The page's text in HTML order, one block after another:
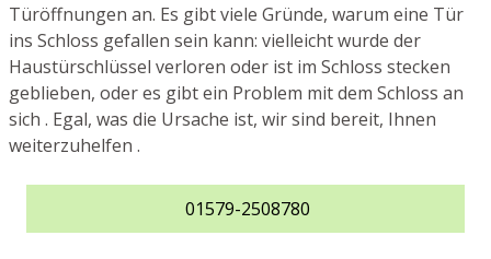
Türöffnungen an. Es gibt viele Gründe, warum eine Tür
ins Schloss gefallen sein kann: vielleicht wurde der
Haustürschlüssel verloren oder ist im Schloss stecken
geblieben, oder es gibt ein Problem mit dem Schloss an
sich . Egal, was die Ursache ist, wir sind bereit, Ihnen
weiterzuhelfen .
01579-2508780